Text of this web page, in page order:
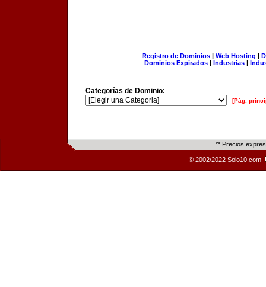
Registro de Dominios| Web Hosting |
Dominios Expirados | Industrias |
Categorías de Dominio:
[Pág.
** Precios
© 2002/2022 Solo10.com